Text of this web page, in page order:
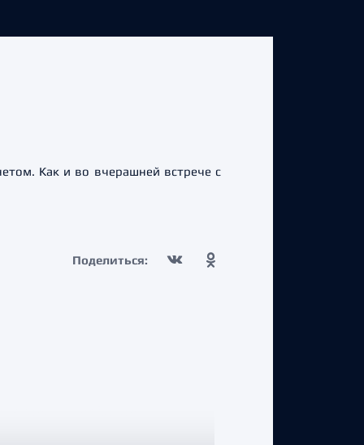
Как и во вчерашней встрече с
Поделиться: